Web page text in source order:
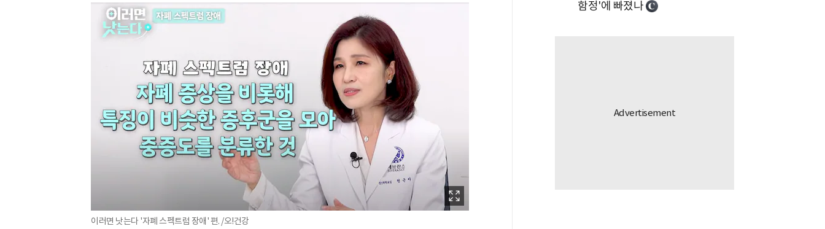
이러면 낫는다 '자폐 스펙트럼 장애' 편. /오!건강
함정'에 빠졌나